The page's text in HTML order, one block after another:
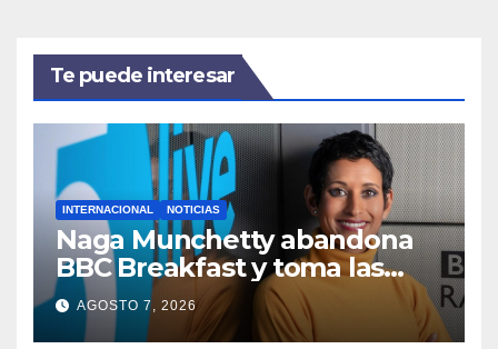
Te puede interesar
INTERNACIONAL NOTICIAS
Naga Munchetty abandona
BBC Breakfast y toma las
riendas del desayuno de
Radio 5 Live
AGOSTO 7, 2026